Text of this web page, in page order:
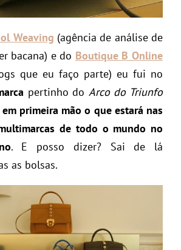
Weaving (agência de análise de
bacana) e do Boutique B Online
que eu faço parte) eu fui no
pertinho do Arco do Triunfo
em primeira mão o que estará nas
de todo o mundo no
. E posso dizer? Sai de lá
as bolsas.